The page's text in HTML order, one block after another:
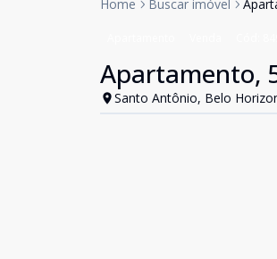
Home Buscar imóvel
Apartamento,
Santo Antônio, Belo